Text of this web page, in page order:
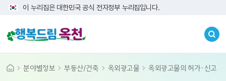
이 누리집은 대한민국 공식 전자정부 누리집입니다.
분야별정보 부동산/건축 옥외광고물 옥외광고물의 허가·신고